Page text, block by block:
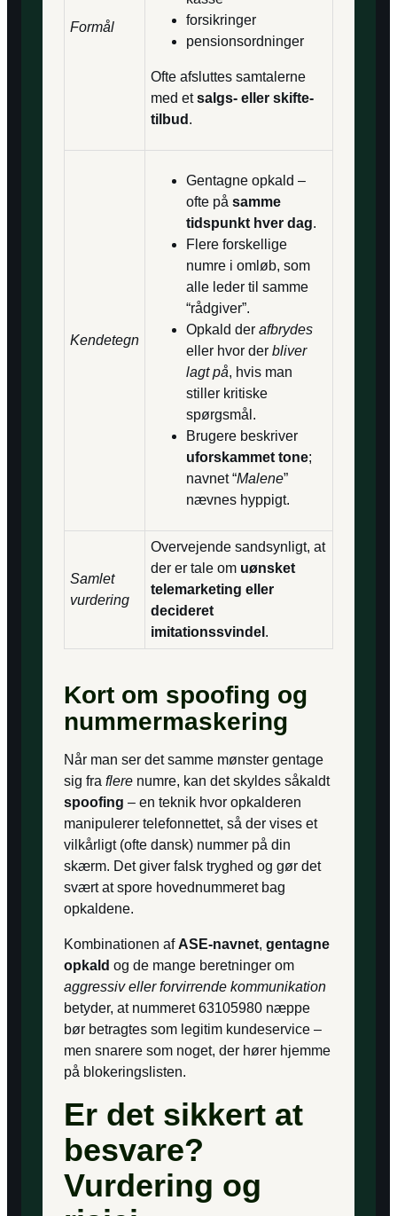
Formål
forsikringer
pensionsordninger
Ofte afsluttes samtalerne
med etsalgs- eller skifte-
tilbud .
Kendetegn
Gentagne opkald –
ofte på samme
tidspunkt hver dag.
Flere forskellige
numre i omløb, som
alle leder til samme
“rådgiver”.
Opkald der afbrydes
eller hvor der bliver
lagt på, hvis man
stiller kritiske
spørgsmål.
Brugere beskriver
uforskammet tone;
navnet “Malene”
nævnes hyppigt.
Samlet
vurdering
Overvejende sandsynligt, at
der er tale om uønsket
telemarketing eller
decideret
imitationssvindel .
Kort om spoofing og
nummermaskering
Når man ser det samme mønster gentage
sig fra flere numre, kan det skyldes såkaldt
spoofing – en teknik hvor opkalderen
manipulerer telefonnettet, så der vises et
vilkårligt (ofte dansk) nummer på din
skærm. Det giver falsk tryghed og gør det
svært at spore hovednummeret bag
opkaldene.
Kombinationen afASE-navnet, gentagne
opkald og de mange beretninger om
aggressiv eller forvirrende kommunikation
betyder, at nummeret 63105980 næppe
bør betragtes som legitim kundeservice –
men snarere som noget, der hører hjemme
på blokeringslisten.
Er det sikkert at
besvare?
Vurdering og